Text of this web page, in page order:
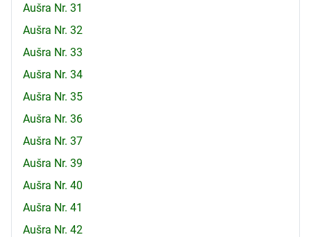
Aušra Nr. 31
Aušra Nr. 32
Aušra Nr. 33
Aušra Nr. 34
Aušra Nr. 35
Aušra Nr. 36
Aušra Nr. 37
Aušra Nr. 39
Aušra Nr. 40
Aušra Nr. 41
Aušra Nr. 42